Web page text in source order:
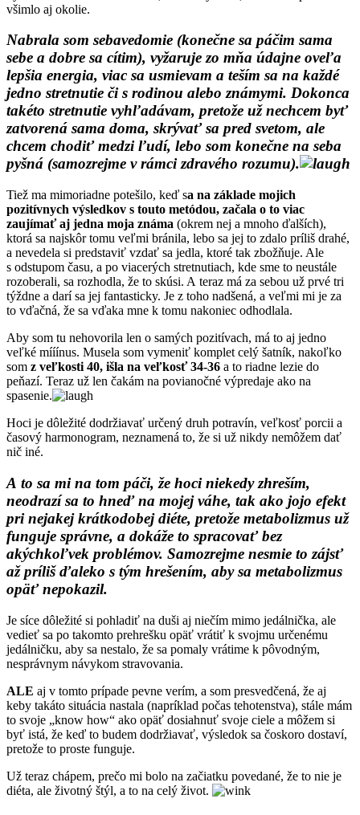
všimlo aj okolie.
Nabrala som sebavedomie (konečne sa páčim sama
sebe a dobre sa cítim), vyžaruje zo mňa údajne oveľa
lepšia energia, viac sa usmievam a teším sa na každé
jedno stretnutie či s rodinou alebo známymi. Dokonca
takéto stretnutie vyhľadávam, pretože už nechcem byť
zatvorená sama doma, skrývať sa pred svetom, ale
chcem chodiť medzi ľudí, lebo som konečne na seba
pyšná (samozrejme v rámci zdravého rozumu).
Tiež ma mimoriadne potešilo, keď sa na základe mojich
pozitívnych výsledkov s touto metódou, začala o to viac
zaujímať aj jedna moja známa (okrem nej a mnoho ďalších),
ktorá sa najskôr tomu veľmi bránila, lebo sa jej to zdalo príliš drahé,
a nevedela si predstaviť vzdať sa jedla, ktoré tak zbožňuje. Ale
s odstupom času, a po viacerých stretnutiach, kde sme to neustále
rozoberali, sa rozhodla, že to skúsi. A teraz má za sebou už prvé tri
týždne a darí sa jej fantasticky. Je z toho nadšená, a veľmi mi je za
to vďačná, že sa vďaka mne k tomu nakoniec odhodlala.
Aby som tu nehovorila len o samých pozitívach, má to aj jedno
veľké mííínus. Musela som vymeniť komplet celý šatník, nakoľko
som z veľkosti 40, išla na veľkosť 34-36 a to riadne lezie do
peňazí. Teraz už len čakám na povianočné výpredaje ako na
spasenie.
Hoci je dôležité dodržiavať určený druh potravín, veľkosť porcii a
časový harmonogram, neznamená to, že si už nikdy nemôžem dať
nič iné.
A to sa mi na tom páči, že hoci niekedy zhreším,
neodrazí sa to hneď na mojej váhe, tak ako jojo efekt
pri nejakej krátkodobej diéte, pretože metabolizmus už
funguje správne, a dokáže to spracovať bez
akýchkoľvek problémov. Samozrejme nesmie to zájsť
až príliš ďaleko s tým hrešením, aby sa metabolizmus
opäť nepokazil.
Je síce dôležité si pohladiť na duši aj niečím mimo jedálnička, ale
vedieť sa po takomto prehrešku opäť vrátiť k svojmu určenému
jedálničku, aby sa nestalo, že sa pomaly vrátime k pôvodným,
nesprávnym návykom stravovania.
ALE aj v tomto prípade pevne verím, a som presvedčená, že aj
keby takáto situácia nastala (napríklad počas tehotenstva), stále mám
to svoje „know how“ ako opäť dosiahnuť svoje ciele a môžem si
byť istá, že keď to budem dodržiavať, výsledok sa čoskoro dostaví,
pretože to proste funguje.
Už teraz chápem, prečo mi bolo na začiatku povedané, že to nie je
diéta, ale životný štýl, a to na celý život.